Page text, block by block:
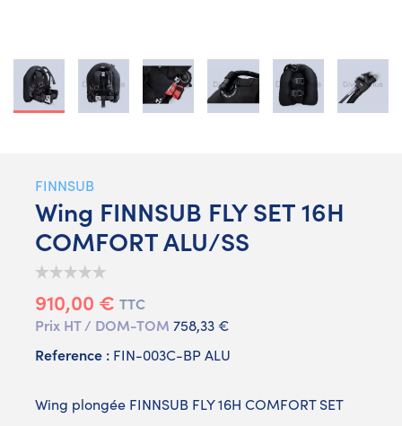
FINNSUB
Wing FINNSUB FLY SET 16H
COMFORT ALU/SS
910,00 € TTC
Prix HT / DOM-TOM 758,33 €
Reference : FIN-003C-BP ALU
Wing plongée FINNSUB FLY 16H COMFORT SET